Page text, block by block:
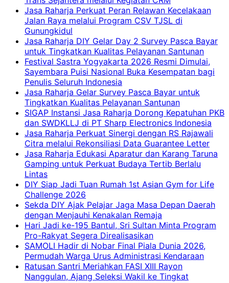
Jasa Raharja Perkuat Peran Relawan Kecelakaan
Jalan Raya melalui Program CSV TJSL di
Gunungkidul
Jasa Raharja DIY Gelar Day 2 Survey Pasca Bayar
untuk Tingkatkan Kualitas Pelayanan Santunan
Festival Sastra Yogyakarta 2026 Resmi Dimulai,
Sayembara Puisi Nasional Buka Kesempatan bagi
Penulis Seluruh Indonesia
Jasa Raharja Gelar Survey Pasca Bayar untuk
Tingkatkan Kualitas Pelayanan Santunan
SIGAP Instansi Jasa Raharja Dorong Kepatuhan PKB
dan SWDKLLJ di PT Sharp Electronics Indonesia
Jasa Raharja Perkuat Sinergi dengan RS Rajawali
Citra melalui Rekonsiliasi Data Guarantee Letter
Jasa Raharja Edukasi Aparatur dan Karang Taruna
Gamping untuk Perkuat Budaya Tertib Berlalu
Lintas
DIY Siap Jadi Tuan Rumah 1st Asian Gym for Life
Challenge 2026
Sekda DIY Ajak Pelajar Jaga Masa Depan Daerah
dengan Menjauhi Kenakalan Remaja
Hari Jadi ke-195 Bantul, Sri Sultan Minta Program
Pro-Rakyat Segera Direalisasikan
SAMOLI Hadir di Nobar Final Piala Dunia 2026,
Permudah Warga Urus Administrasi Kendaraan
Ratusan Santri Meriahkan FASI XIII Rayon
Nanggulan, Ajang Seleksi Wakil ke Tingkat